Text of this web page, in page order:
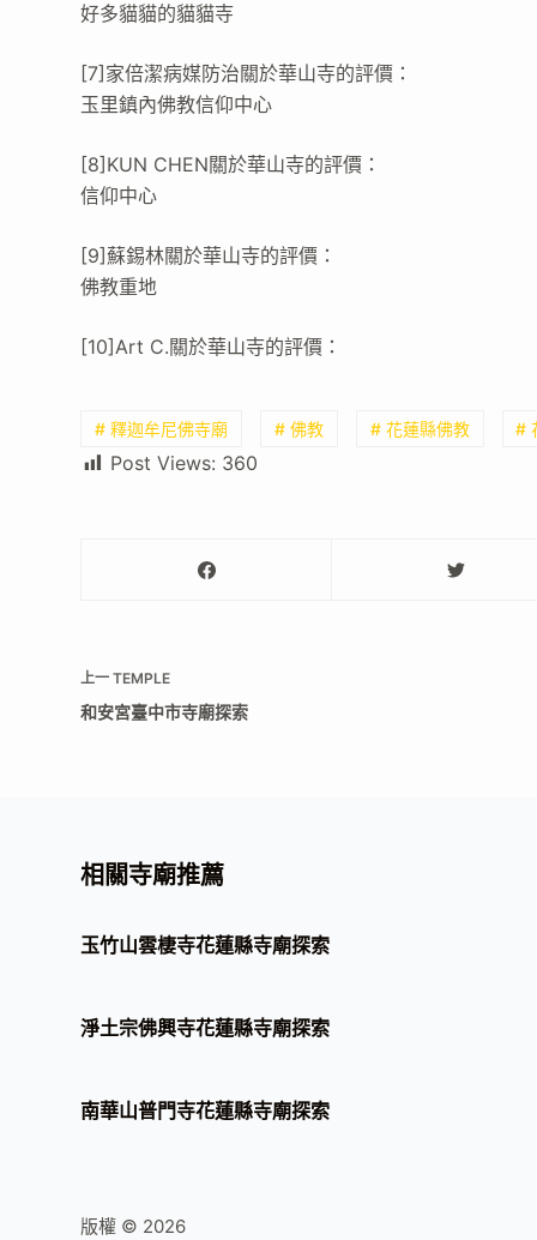
好多貓貓的貓貓寺
[7]家倍潔病媒防治關於華山寺的評價：
玉里鎮內佛教信仰中心
[8]KUN CHEN關於華山寺的評價：
信仰中心
[9]蘇錫林關於華山寺的評價：
佛教重地
[10]Art C.關於華山寺的評價：
# 釋迦牟尼佛寺廟 # 佛教 # 花蓮縣佛教 #
Post Views: 360
上一TEMPLE
和安宮臺中市寺廟探索
相關寺廟推薦
玉竹山雲棲寺花蓮縣寺廟探索
淨土宗佛興寺花蓮縣寺廟探索
南華山普門寺花蓮縣寺廟探索
版權 © 2026